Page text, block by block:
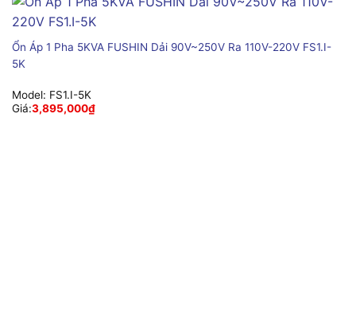
Ổn Áp 1 Pha 5KVA FUSHIN Dải 90V~250V Ra 110V-220V FS1.I-
5K
Model: FS1.I-5K
Giá:3,895,000₫